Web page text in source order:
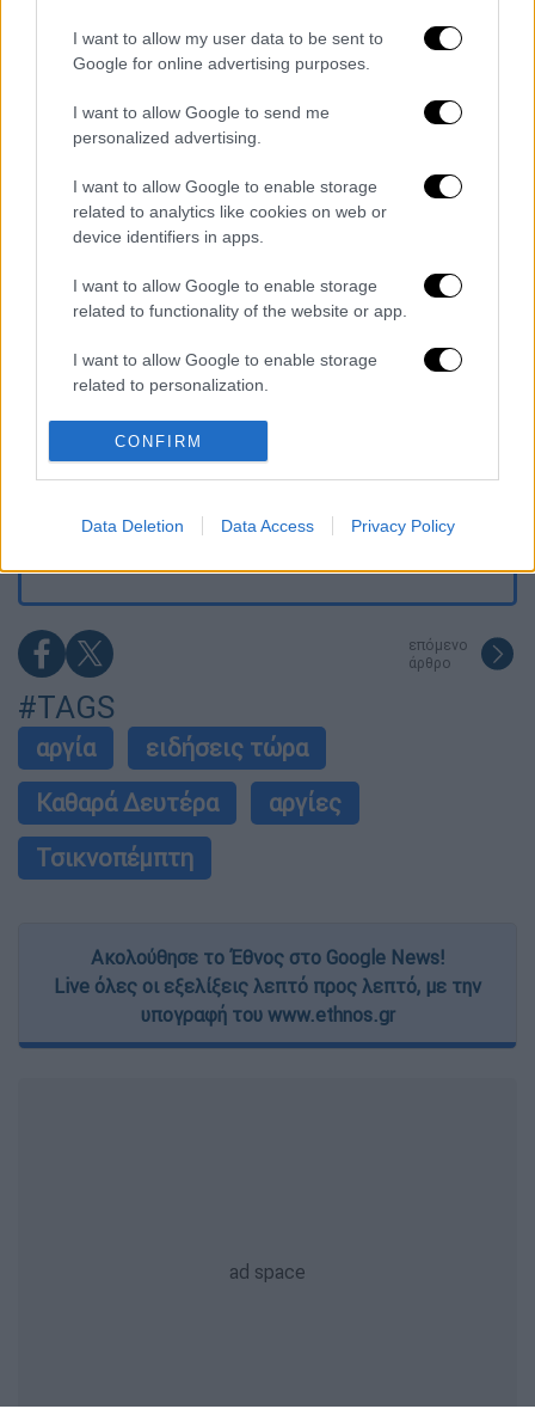
I want to allow my user data to be sent to
Google for online advertising purposes.
I want to allow Google to send me
personalized advertising.
I want to allow Google to enable storage
related to analytics like cookies on web or
device identifiers in apps.
I want to allow Google to enable storage
related to functionality of the website or app.
I want to allow Google to enable storage
related to personalization.
I want to allow Google to enable storage
related to security, including authentication
functionality and fraud prevention, and other
CONFIRM
Data Deletion Data Access Privacy Policy
Κυριακή
Σύναξη της Θεοτόκου 26 Δεκεμβρίου
2022 Δευτέρα
Κυνήγι χρόνου στα λεωφορεία: Οι οδηγοί
της ΟΣΥ καταγγέλλουν δρομολόγια που
«δεν βγαίνουν» και προειδοποιούν για
Πώς έγινε η τραγωδία στα Μάλια: Η 40χρονη
πνίγηκε για να σώσει τη φίλη της
κατηγορούμενη που αρνείται κάθε εμπλοκή
Η εισβολή στα συστήματα ύδρευσης και τα
κενά ασφαλείας
επόμενο
άρθρο
#TAGS
αργία
ειδήσεις τώρα
Καθαρά Δευτέρα
αργίες
Τσικνοπέμπτη
Ακολούθησε το Έθνος στο Google News!
Live όλες οι εξελίξεις λεπτό προς λεπτό, με την
υπογραφή του www.ethnos.gr